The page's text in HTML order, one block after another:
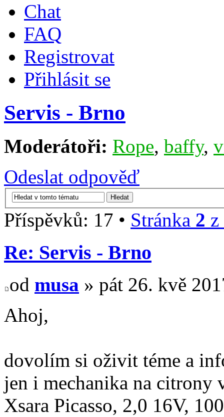
Chat
FAQ
Registrovat
Přihlásit se
Servis - Brno
Moderátoři: Rope, baffy,
Odeslat odpověď
Příspěvků: 17 • Stránka 2 z
Re: Servis - Brno
od musa » pát 26. kvě
Ahoj,
dovolím si oživit téme a
jen i mechanika na citrony
Xsara Picasso, 2,0 16V,